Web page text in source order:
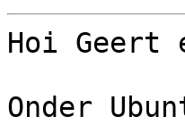
Hoi Geert
Onder